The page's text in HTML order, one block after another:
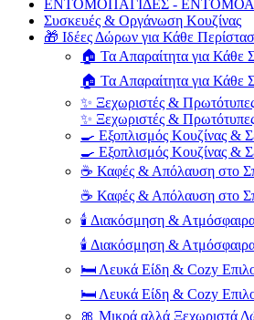
ΕΝΤΟΜΟΠΑΓΙΔΕΣ -
Συσκευές & Οργάνωση Κουζίνας
🎁 Ιδέες Δώρων για Κάθε
🏠 Τα Απαραίτητα για Κάθε
🏠 Τα Απαραίτητα για Κάθε
✨ Ξεχωριστές &
✨ Ξεχωριστές &
🍳 Εξοπλισμός Κουζίνας &
🍳 Εξοπλισμός Κουζίνας &
☕ Καφές & Απόλαυση στο
☕ Καφές & Απόλαυση στο
🕯️ Διακόσμηση &
🕯️ Διακόσμηση &
🛏️ Λευκά Είδη & Cozy
🛏️ Λευκά Είδη & Cozy
🎀 Μικρά αλλά Ξεχωριστά